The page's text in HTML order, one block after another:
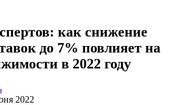
как снижение
до 7% повлияет на
в 2022 году
2022